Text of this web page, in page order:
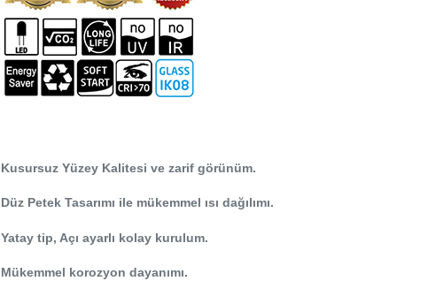
Kusursuz Yüzey Kalitesi ve zarif görünüm.
Düz Petek Tasarımı ile mükemmel ısı dağılımı.
Yatay tip, Açı ayarlı kolay kurulum.
Mükemmel korozyon dayanımı.